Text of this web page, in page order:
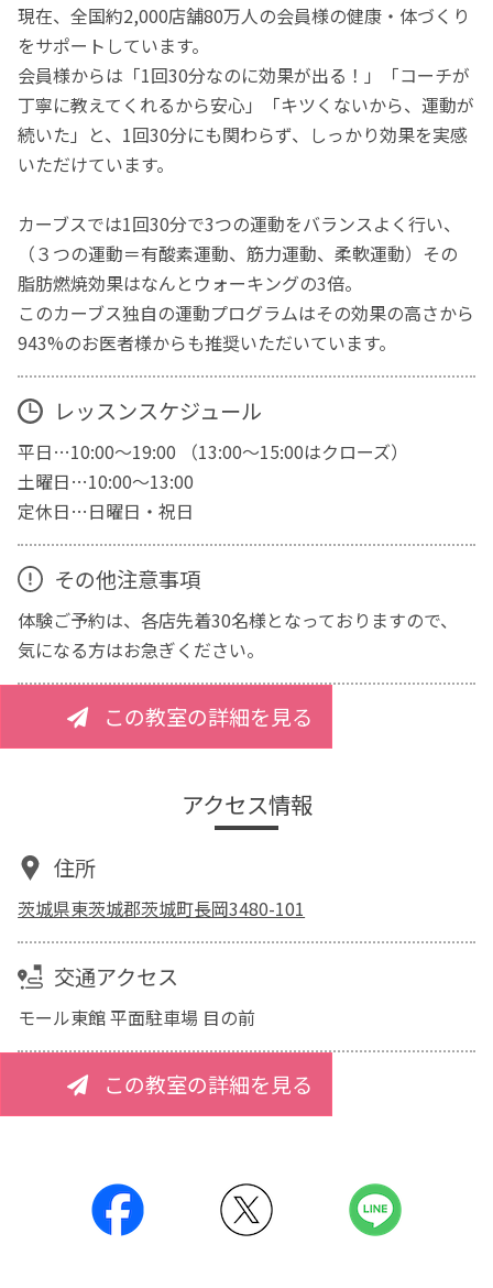
現在、全国約2,000店舗80万人の会員様の健康・体づくり
をサポートしています。
会員様からは「1回30分なのに効果が出る！」「コーチが
丁寧に教えてくれるから安心」「キツくないから、運動が
続いた」と、1回30分にも関わらず、しっかり効果を実感
いただけています。
カーブスでは1回30分で3つの運動をバランスよく行い、
（３つの運動＝有酸素運動、筋力運動、柔軟運動）その
脂肪燃焼効果はなんとウォーキングの3倍。
このカーブス独自の運動プログラムはその効果の高さから
943%のお医者様からも推奨いただいています。
レッスンスケジュール
平日…10:00～19:00 （13:00～15:00はクローズ）
土曜日…10:00～13:00
定休日…日曜日・祝日
その他注意事項
体験ご予約は、各店先着30名様となっておりますので、
気になる方はお急ぎください。
この教室の詳細を見る
アクセス情報
住所
茨城県東茨城郡茨城町長岡3480-101
交通アクセス
モール東館 平面駐車場 目の前
この教室の詳細を見る